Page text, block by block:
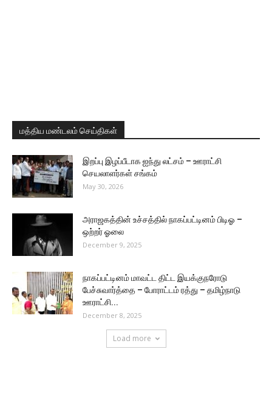
மத்திய மண்டலம் செய்திகள்
இறப்பு இழப்பீடாக ஐந்து லட்சம் – ஊராட்சி
செயலாளர்கள் சங்கம்
May 30, 2026
அராஜகத்தின் உச்சத்தில் நாகப்பட்டினம் பிடிஓ –
ஒற்றர் ஓலை
December 9, 2025
நாகப்பட்டினம் மாவட்ட திட்ட இயக்குநரோடு
பேச்சுவார்த்தை – போராட்டம் ரத்து – தமிழ்நாடு
ஊராட்சி...
December 8, 2025
Load more